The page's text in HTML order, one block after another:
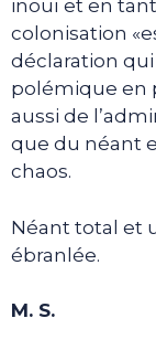
inouï et en
colonisation
déclaration
polémique en
aussi de
que du néant
chaos.
Néant total et
ébranlée.
M. S.